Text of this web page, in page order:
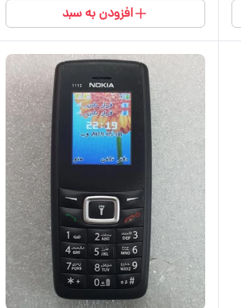
افزودن به سبد